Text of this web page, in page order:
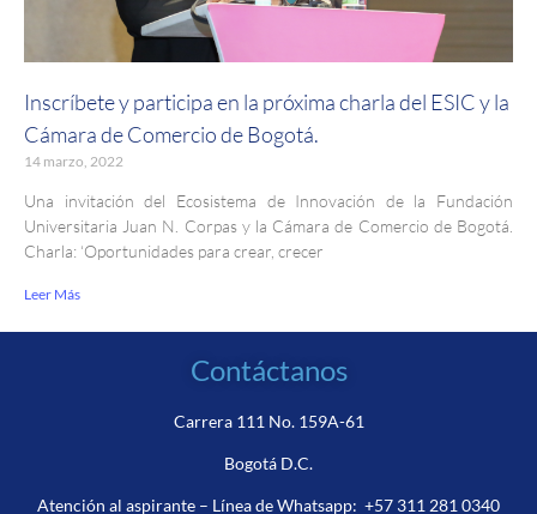
Inscríbete y participa en la próxima charla del ESIC y la
Cámara de Comercio de Bogotá.
14 marzo, 2022
Una invitación del Ecosistema de Innovación de la Fundación
Universitaria Juan N. Corpas y la Cámara de Comercio de Bogotá.
Charla: ‘Oportunidades para crear, crecer
Leer Más
Contáctanos
Carrera 111 No. 159A-61
Bogotá D.C.
Atención al aspirante – Línea de Whatsapp: +57 311 281 0340